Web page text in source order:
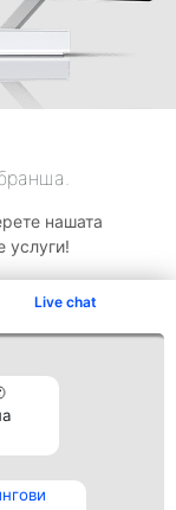
Live chat
нашата
услуги!